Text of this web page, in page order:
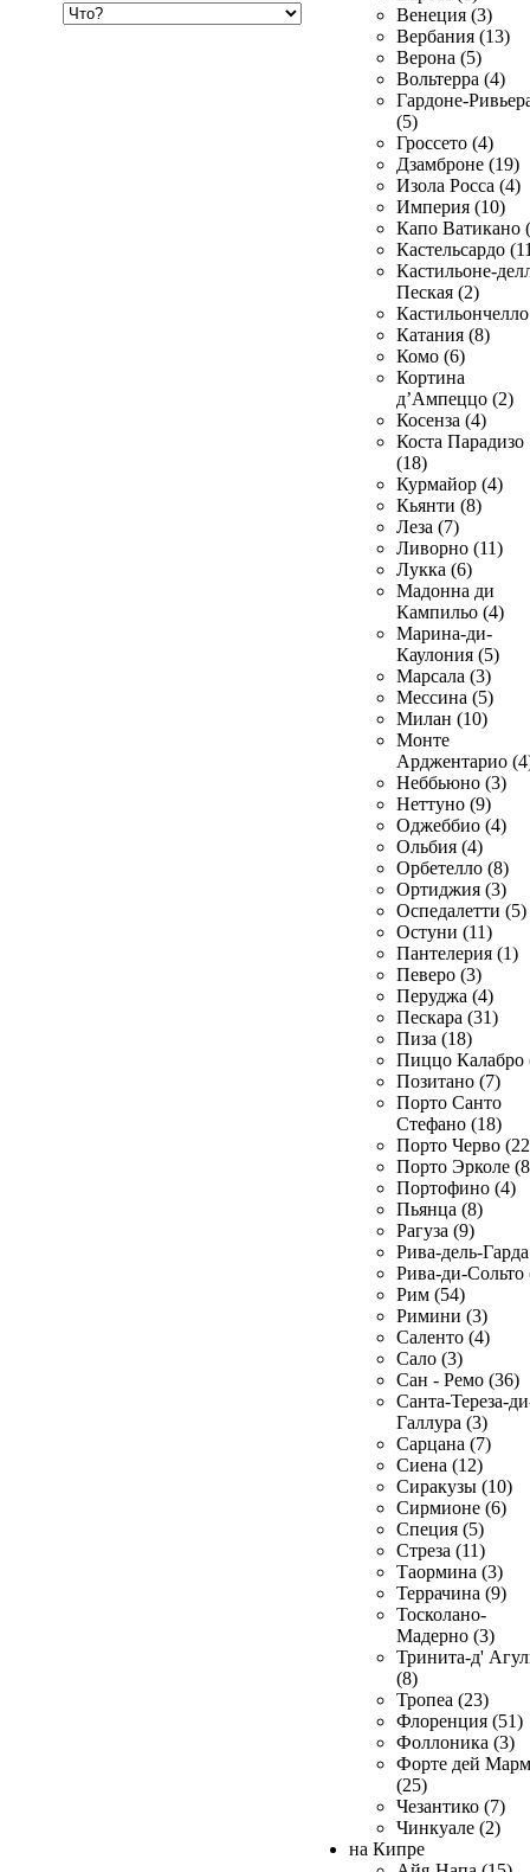
Венеция (3)
Вербания (13)
Верона (5)
Вольтерра (4)
Гардоне-
(5)
Гроссето (4)
Дзамброне (19)
Изола Росса (4)
Империя (10)
Капо Ватикано
Кастельсардо
Кастильоне-
Пеская (2)
Катания (8)
Комо (6)
Кортина
д’Ампеццо (2)
Косенза (4)
Коста Парадизо
(18)
Курмайор (4)
Кьянти (8)
Леза (7)
Ливорно (11)
Лукка (6)
Мадонна ди
Кампильо (4)
Марина-ди-
Каулония (5)
Марсала (3)
Мессина (5)
Милан (10)
Монте
Арджентарио
Неббьюно (3)
Неттуно (9)
Оджеббио (4)
Ольбия (4)
Орбетелло (8)
Ортиджия (3)
Оспедалетти (5)
Остуни (11)
Пантелерия (1)
Певеро (3)
Перуджа (4)
Пескара (31)
Пиза (18)
Пиццо Калабро
Позитано (7)
Порто Санто
Стефано (18)
Порто Черво
Порто Эрколе
Портофино (4)
Пьянца (8)
Рагуза (9)
Рива-дель-
Рива-ди-Сольто
Рим (54)
Римини (3)
Саленто (4)
Сало (3)
Сан - Ремо (36)
Санта-Тереза-
Галлура (3)
Сарцана (7)
Сиена (12)
Сиракузы (10)
Сирмионе (6)
Специя (5)
Стреза (11)
Таормина (3)
Террачина (9)
Тосколано-
Мадерно (3)
Тринита-д'
(8)
Тропеа (23)
Флоренция (51)
Фоллоника (3)
Форте дей
(25)
Чезантико (7)
Чинкуале (2)
на Кипре